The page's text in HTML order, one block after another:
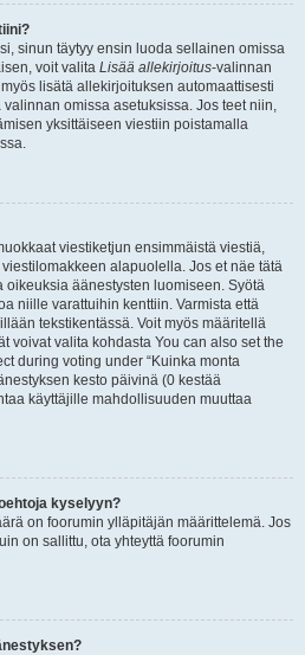
sinun täytyy ensin luoda sellainen omissa
voit valita Lisää allekirjoitus-valinnan
lisätä allekirjoituksen automaattisesti
omissa asetuksissa. Jos teet niin,
yksittäiseen viestiin poistamalla
viestiketjun ensimmäistä viestiä,
alapuolella. Jos et näe tätä
äänestysten luomiseen. Syötä
niille varattuihin kenttiin. Varmista että
tekstikentässä. Voit myös määritellä
voivat valita kohdasta You can also set the
during voting under “Kuinka monta
kesto päivinä (0 kestää
käyttäjille mahdollisuuden muuttaa
kyselyyn?
on foorumin ylläpitäjän määrittelemä. Jos
on sallittu, ota yhteyttä foorumin